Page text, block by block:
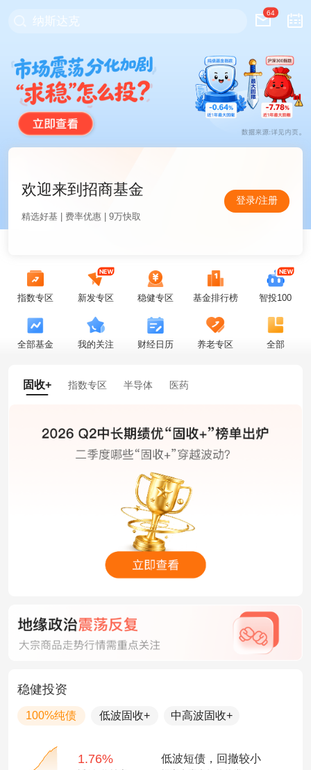
纳斯达克
64
欢迎来到招商基金
精选好基 | 费率优惠 | 9万快取
登录/注册
指数专区 新发专区 稳健专区 基金排行榜 智投100
全部基金 我的关注 财经日历 养老专区 全部
固收+ 指数专区 半导体 医药
稳健投资
100%纯债 低波固收+ 中高波固收+
1.76% 低波短债，回撤较小